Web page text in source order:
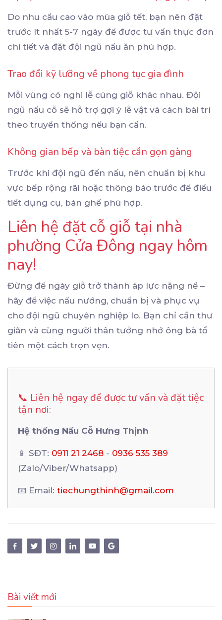
Do nhu cầu cao vào mùa giỗ tết, bạn nên đặt
trước ít nhất 5-7 ngày để được tư vấn thực đơn
chi tiết và đặt đội ngũ nấu ăn phù hợp.
Trao đổi kỹ lưỡng về phong tục gia đình
Mỗi vùng có nghi lễ cúng giỗ khác nhau. Đội
ngũ nấu cỗ sẽ hỗ trợ gợi ý lễ vật và cách bài trí
theo truyền thống nếu bạn cần.
Không gian bếp và bàn tiệc cần gọn gàng
Trước khi đội ngũ đến nấu, nên chuẩn bị khu
vực bếp rộng rãi hoặc thông báo trước để điều
tiết dụng cụ, bàn ghế phù hợp.
Liên hệ đặt cỗ giỗ tại nhà
phường Cửa Đông ngay hôm
nay!
Đừng để ngày giỗ trở thành áp lực nặng nề –
hãy để việc nấu nướng, chuẩn bị và phục vụ
cho đội ngũ chuyên nghiệp lo. Bạn chỉ cần thư
giãn và cùng người thân tưởng nhớ ông bà tổ
tiên một cách trọn vẹn.
📞 Liên hệ ngay để được tư vấn và đặt tiệc
tận nơi:
Hệ thống Nấu Cỗ Hưng Thịnh
📱 SĐT: 0911 21 2468 - 0936 535 389
(Zalo/Viber/Whatsapp)
📧 Email: tiechungthinh@gmail.com
Bài viết mới